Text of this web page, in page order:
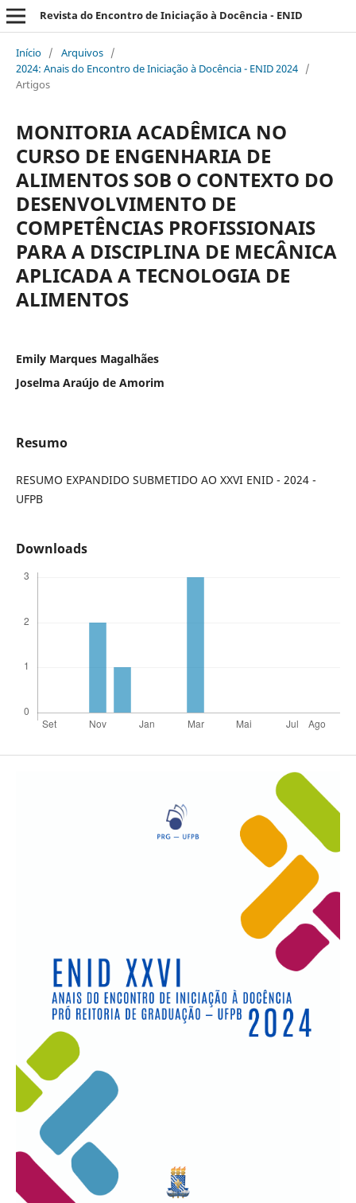
Revista do Encontro de Iniciação à Docência - ENID
Início / Arquivos /
2024: Anais do Encontro de Iniciação à Docência - ENID 2024 /
Artigos
MONITORIA ACADÊMICA NO
CURSO DE ENGENHARIA DE
ALIMENTOS SOB O CONTEXTO DO
DESENVOLVIMENTO DE
COMPETÊNCIAS PROFISSIONAIS
PARA A DISCIPLINA DE MECÂNICA
APLICADA A TECNOLOGIA DE
ALIMENTOS
Emily Marques Magalhães
Joselma Araújo de Amorim
Resumo
RESUMO EXPANDIDO SUBMETIDO AO XXVI ENID - 2024 -
UFPB
Downloads